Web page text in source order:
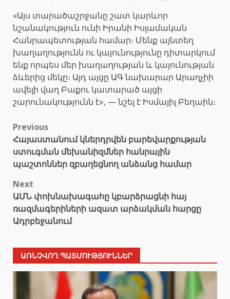
«Այս տարածաշրջանը շատ կարևոր
նշանակություն ունի Իրանի Իսլամական
Հանրապետության համար։ Մենք այնտեղ
խաղաղությունն ու կայունությունը դիտարկում
ենք որպես մեր խաղաղության և կայունության
ձևերից մեկը։ Այդ այցը ԱԳ նախարար Արաղչիի
ավելի վաղ Բաքու կատարած այցի
շարունակությունն է», — նշել է Իսմայիլ Բեղաին։
Post
navigation
Previous
Հայաստանում կներդրվեն բարեվարքության
ստուգման մեխանիզմներ հանրային
պաշտոններ զբաղեցնող անձանց համար
Next
ԱՄՆ փոխնախագահը կբարձրացնի հայ
ռազմագերիների ազատ արձակման հարցը
Ադրբեջանում
ԱՌՆՉՎՈՂ ՊԱՏՄՈՒԹՅՈՒՆՆԵՐ